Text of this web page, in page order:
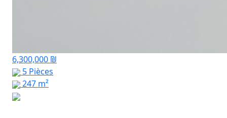
6,300,000 ₪
5 Pièces
247 m²